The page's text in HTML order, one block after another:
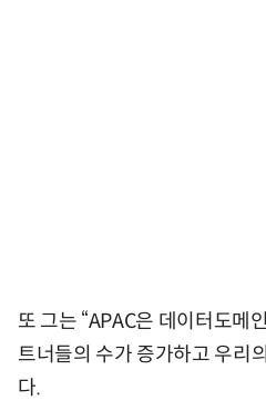
또 그는 “APAC은 데이터도메
트너들의 수가 증가하고 우리
다.